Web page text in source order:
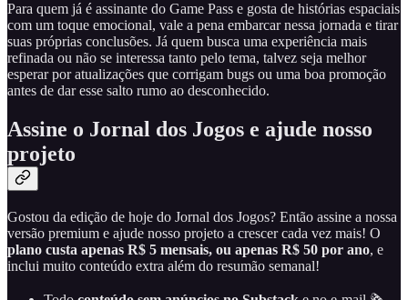
Para quem já é assinante do Game Pass e gosta de histórias espaciais
com um toque emocional, vale a pena embarcar nessa jornada e tirar
suas próprias conclusões. Já quem busca uma experiência mais
refinada ou não se interessa tanto pelo tema, talvez seja melhor
esperar por atualizações que corrigam bugs ou uma boa promoção
antes de dar esse salto rumo ao desconhecido.
Assine o Jornal dos Jogos e ajude nosso
projeto
Gostou da edição de hoje do Jornal dos Jogos? Então assine a nossa
versão premium e ajude nosso projeto a crescer cada vez mais! O
plano custa apenas R$ 5 mensais, ou apenas R$ 50 por ano, e
inclui muito conteúdo extra além do resumão semanal!